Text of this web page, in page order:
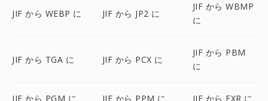
JIF から WEBP に JIF から JP2 に
JIF から WBMP
に
JIF から TGA に JIF から PCX に
JIF から PBM
に
JIF から PGM に JIF から PPM に JIF から EXR に